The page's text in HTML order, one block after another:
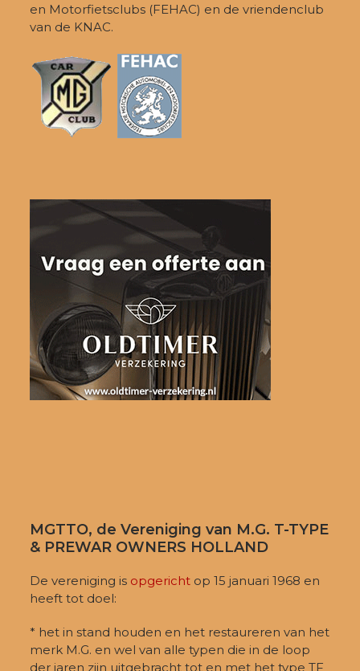
en Motorfietsclubs (FEHAC) en de vriendenclub
van de KNAC.
MGTTO, de Vereniging van M.G. T-TYPE
& PREWAR OWNERS HOLLAND
De vereniging is opgericht op 15 januari 1968 en
heeft tot doel:
* het in stand houden en het restaureren van het
merk M.G. en wel van alle typen die in de loop
der jaren zijn uitgebracht tot en met het type TF